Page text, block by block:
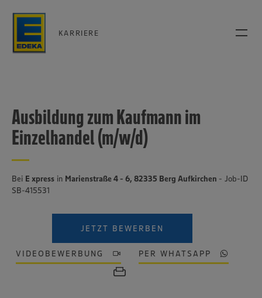
KARRIERE
Ausbildung zum Kaufmann im
Einzelhandel (m/w/d)
Bei E xpress in Marienstraße 4 - 6, 82335 Berg Aufkirchen - Job-ID
SB-415531
JETZT BEWERBEN
VIDEOBEWERBUNG PER WHATSAPP